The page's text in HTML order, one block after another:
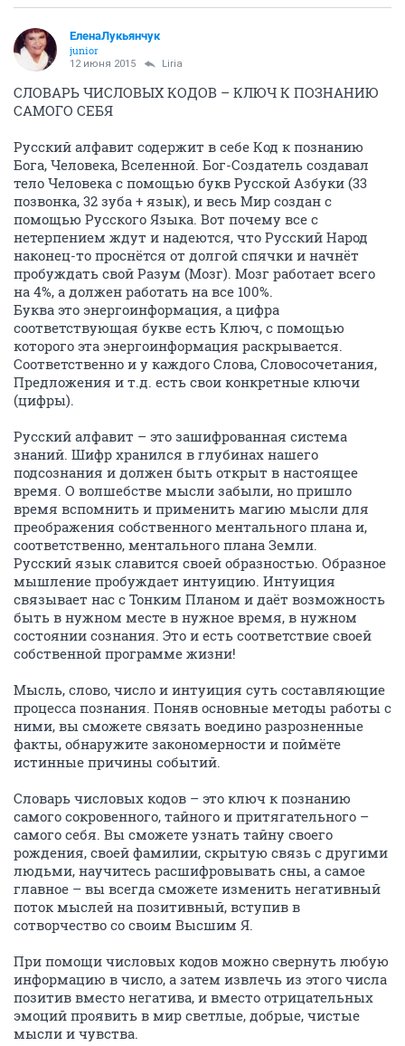
ЕленаЛукьянчук
junior
12 июня 2015 Liria
СЛОВАРЬ ЧИСЛОВЫХ КОДОВ – КЛЮЧ К ПОЗНАНИЮ
САМОГО СЕБЯ
Русский алфавит содержит в себе Код к познанию
Бога, Человека, Вселенной. Бог-Создатель создавал
тело Человека с помощью букв Русской Азбуки (33
позвонка, 32 зуба + язык), и весь Мир создан с
помощью Русского Языка. Вот почему все с
нетерпением ждут и надеются, что Русский Народ
наконец-то проснётся от долгой спячки и начнёт
пробуждать свой Разум (Мозг). Мозг работает всего
на 4%, а должен работать на все 100%.
Буква это энергоинформация, а цифра
соответствующая букве есть Ключ, с помощью
которого эта энергоинформация раскрывается.
Соответственно и у каждого Слова, Словосочетания,
Предложения и т.д. есть свои конкретные ключи
(цифры).
Русский алфавит – это зашифрованная система
знаний. Шифр хранился в глубинах нашего
подсознания и должен быть открыт в настоящее
время. О волшебстве мысли забыли, но пришло
время вспомнить и применить магию мысли для
преображения собственного ментального плана и,
соответственно, ментального плана Земли.
Русский язык славится своей образностью. Образное
мышление пробуждает интуицию. Интуиция
связывает нас с Тонким Планом и даёт возможность
быть в нужном месте в нужное время, в нужном
состоянии сознания. Это и есть соответствие своей
собственной программе жизни!
Мысль, слово, число и интуиция суть составляющие
процесса познания. Поняв основные методы работы с
ними, вы сможете связать воедино разрозненные
факты, обнаружите закономерности и поймёте
истинные причины событий.
Словарь числовых кодов – это ключ к познанию
самого сокровенного, тайного и притягательного –
самого себя. Вы сможете узнать тайну своего
рождения, своей фамилии, скрытую связь с другими
людьми, научитесь расшифровывать сны, а самое
главное – вы всегда сможете изменить негативный
поток мыслей на позитивный, вступив в
сотворчество со своим Высшим Я.
При помощи числовых кодов можно свернуть любую
информацию в число, а затем извлечь из этого числа
позитив вместо негатива, и вместо отрицательных
эмоций проявить в мир светлые, добрые, чистые
мысли и чувства.